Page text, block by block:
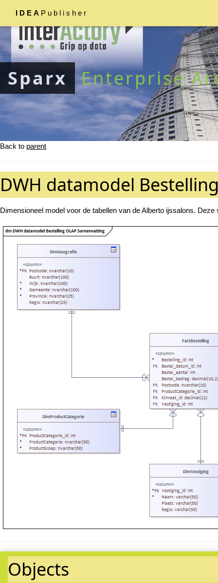
IDEA Publisher
Sparx Enterprise
Back to parent
DWH datamodel
Dimensioneel model voor de tabellen van de Alberto ijssalons.
Objects